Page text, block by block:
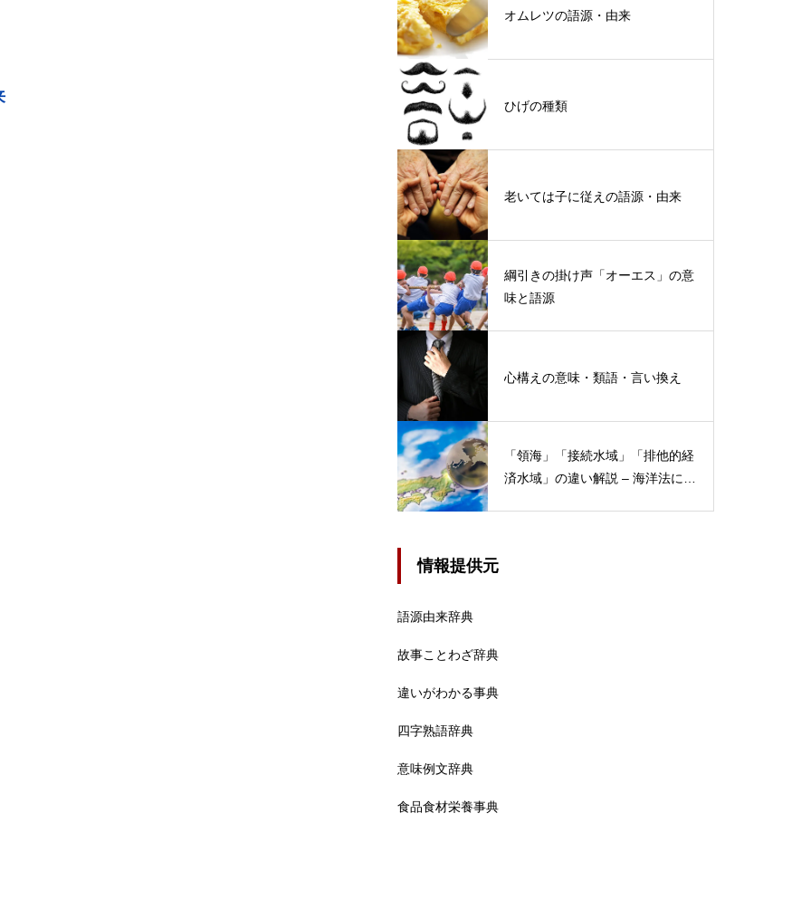
オムレツの語源・由来
ひげの種類
老いては子に従えの語源・由来
綱引きの掛け声「オーエス」の意
味と語源
心構えの意味・類語・言い換え
「領海」「接続水域」「排他的経
済水域」の違い解説 – 海洋法にお
情報提供元
語源由来辞典
故事ことわざ辞典
違いがわかる事典
四字熟語辞典
意味例文辞典
食品食材栄養事典